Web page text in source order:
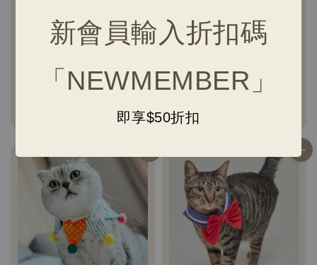
新會員輸入折扣碼
「NEWMEMBER」
即享$50折扣
NT$ 950
Regular
NT$ 350